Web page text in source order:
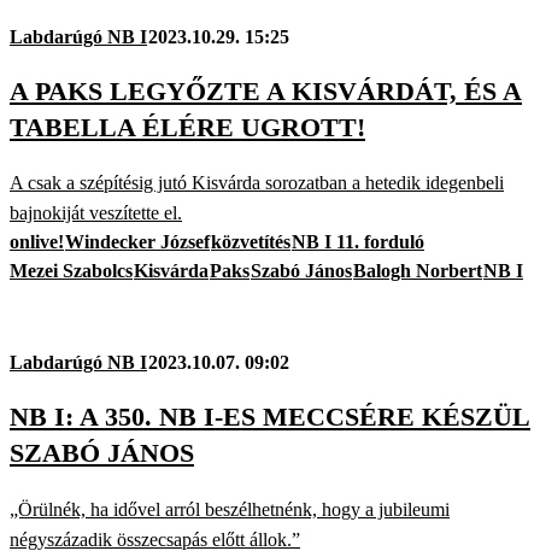
Labdarúgó NB I2023.10.29. 15:25
A PAKS LEGYŐZTE A KISVÁRDÁT, ÉS A
TABELLA ÉLÉRE UGROTT!
A csak a szépítésig jutó Kisvárda sorozatban a hetedik idegenbeli
bajnokiját veszítette el.
onlive!Windecker JózsefközvetítésNB I 11. forduló
Mezei SzabolcsKisvárdaPaksSzabó JánosBalogh NorbertNB I
Labdarúgó NB I2023.10.07. 09:02
NB I: A 350. NB I-ES MECCSÉRE KÉSZÜL
SZABÓ JÁNOS
„Örülnék, ha idővel arról beszélhetnénk, hogy a jubileumi
négyszázadik összecsapás előtt állok.”